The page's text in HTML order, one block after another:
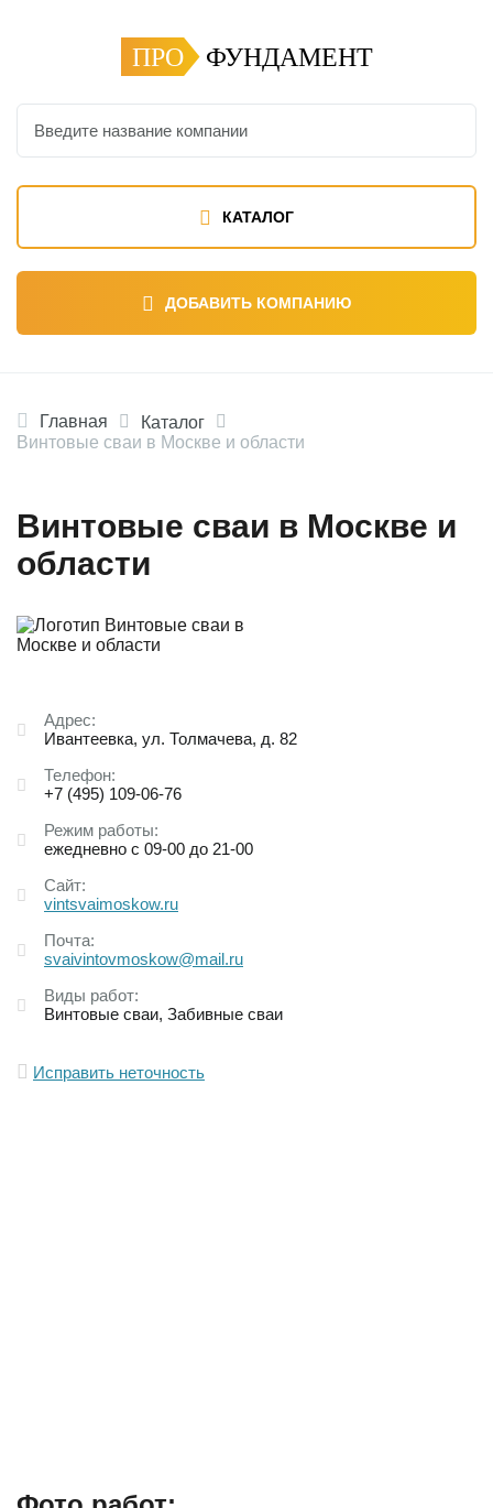
ПРО ФУНДАМЕНТ
КАТАЛОГ
ДОБАВИТЬ КОМПАНИЮ
Главная
Каталог
Винтовые сваи в Москве и области
Винтовые сваи в Москве и
области
Адрес:
Ивантеевка, ул. Толмачева, д. 82
Телефон:
+7 (495) 109-06-76
Режим работы:
ежедневно с 09-00 до 21-00
Сайт:
vintsvaimoskow.ru
Почта:
svaivintovmoskow@mail.ru
Виды работ:
Винтовые сваи Забивные сваи
Исправить неточность